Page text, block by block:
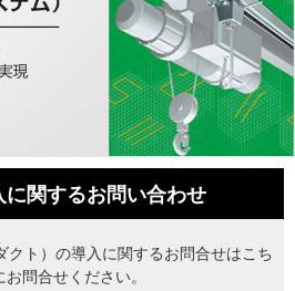
に関するお問い合わせ
クト）の導入に関するお問合せはこち
問合せください。